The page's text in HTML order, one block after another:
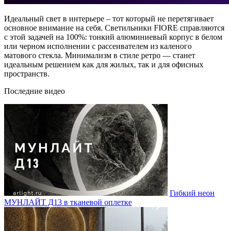
Идеальный свет в интерьере – тот который не перетягивает
основное внимание на себя. Светильники FIORE справляются
с этой задачей на 100%: тонкий алюминиевый корпус в белом
или черном исполнении с рассеивателем из каленого
матового стекла. Минимализм в стиле ретро — станет
идеальным решением как для жилых, так и для офисных
пространств.
Последние видео
Гибкий неон
МУНЛАЙТ Д13 в тканевой оплетке